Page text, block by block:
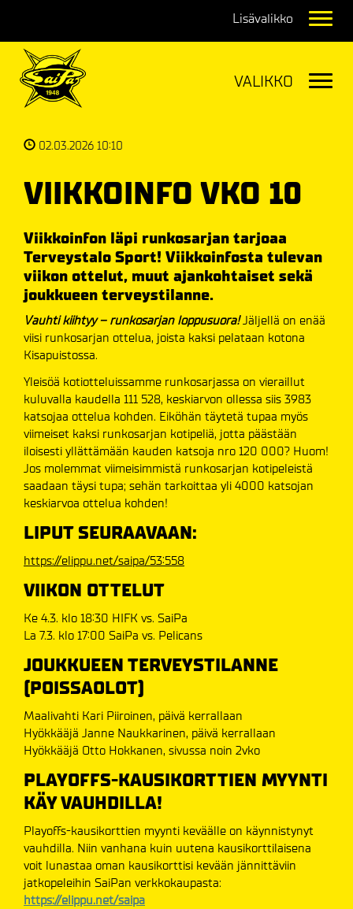
02.03.2026 10:10
VIIKKOINFO VKO 10
Viikkoinfon läpi runkosarjan tarjoaa
Terveystalo Sport! Viikkoinfosta tulevan
viikon ottelut, muut ajankohtaiset sekä
joukkueen terveystilanne.
Vauhti kiihtyy – runkosarjan loppusuora!Jäljellä on enää
viisi runkosarjan ottelua, joista kaksi pelataan kotona
Kisapuistossa.
Yleisöä kotiotteluissamme runkosarjassa on vieraillut
kuluvalla kaudella 111 528, keskiarvon ollessa siis 3983
katsojaa ottelua kohden. Eiköhän täytetä tupaa myös
viimeiset kaksi runkosarjan kotipeliä, jotta päästään
iloisesti yllättämään kauden katsoja nro 120 000? Huom!
Jos molemmat viimeisimmistä runkosarjan kotipeleistä
saadaan täysi tupa; sehän tarkoittaa yli 4000 katsojan
keskiarvoa ottelua kohden!
LIPUT SEURAAVAAN:
https://elippu.net/saipa/53:558
VIIKON OTTELUT
Ke 4.3. klo 18:30 HIFK vs. SaiPa
La 7.3. klo 17:00 SaiPa vs. Pelicans
JOUKKUEEN TERVEYSTILANNE
(POISSAOLOT)
Maalivahti Kari Piiroinen, päivä kerrallaan
Hyökkääjä Janne Naukkarinen, päivä kerrallaan
Hyökkääjä Otto Hokkanen, sivussa noin 2vko
PLAYOFFS-KAUSIKORTTIEN MYYNTI
KÄY VAUHDILLA!
Playoffs-kausikorttien myynti keväälle on käynnistynyt
vauhdilla. Niin vanhana kuin uutena kausikorttilaisena
voit lunastaa oman kausikorttisi kevään jännittäviin
jatkopeleihin SaiPan verkkokaupasta:
https://elippu.net/saipa